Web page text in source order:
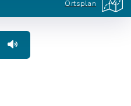
Ortsplan